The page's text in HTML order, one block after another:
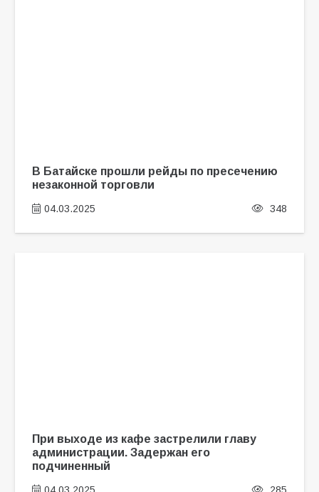
В Батайске прошли рейды по пресечению
незаконной торговли
04.03.2025 348
При выходе из кафе застрелили главу
администрации. Задержан его
подчиненный